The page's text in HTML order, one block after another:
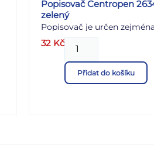
Popisovač Centropen
zelený
Popisovač je určen
psaní na plastické hmoty,
diarámečky, filmy,
snímky apod. Permanentní
inkoust odolný vodě a
32 Kč
Přidat do košíku